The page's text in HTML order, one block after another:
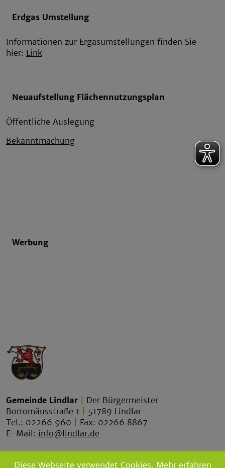
Erdgas Umstellung
Informationen zur Ergasumstellungen finden Sie
hier: Link
Neuaufstellung Flächennutzungsplan
Öffentliche Auslegung
Bekanntmachung
Werbung
Diese Webseite verwendet Cookies. Mehr erfahren
Gemeinde Lindlar
Der Bürgermeister
Borromäusstraße 1
51789 Lindlar
Tel.: 02266 960
Fax: 02266 8867
E-Mail: info@lindlar.de